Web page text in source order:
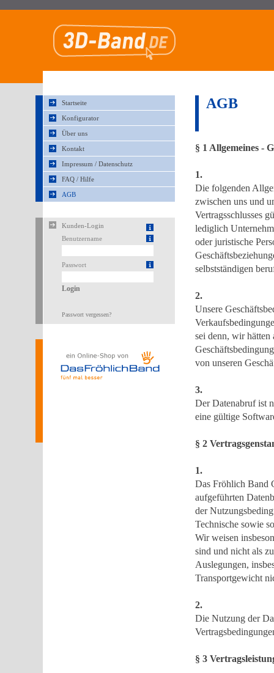
Startseite
Konfigurator
Über uns
Kontakt
Impressum / Datenschutz
FAQ / Hilfe
AGB
Kunden-Login
Benutzername
Passwort
Login
Passwort vergessen?
AGB
§ 1 Allgemeines -
1.
Die folgenden
zwischen uns und
Vertragsschlusses
lediglich
oder juristische
selbstständigen
2.
Unsere
sei denn, wir
von unseren
3.
Der Datenabruf ist
eine gültige
§ 2
1.
Das Fröhlich Band
aufgeführten
der
Technische sowie
Wir weisen
sind und nicht als
Auslegungen,
Transportgewicht
2.
Die Nutzung der
§ 3